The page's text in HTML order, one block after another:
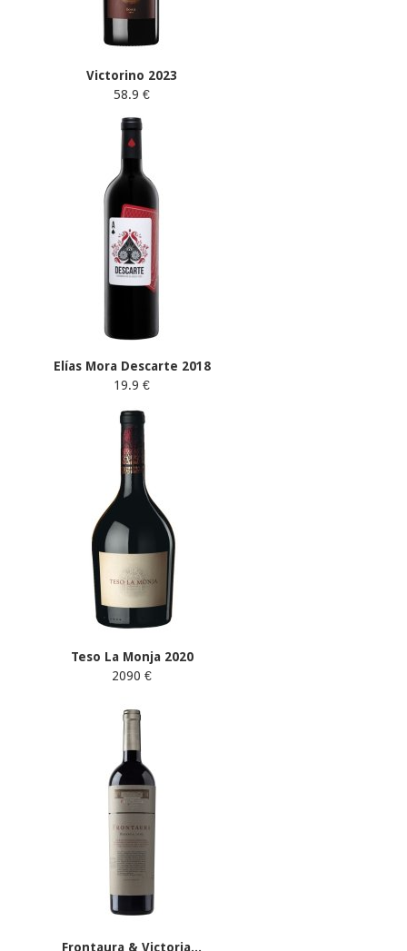
Victorino 2023
58.9 €
Elías Mora Descarte 2018
19.9 €
Teso La Monja 2020
2090 €
Frontaura & Victoria...